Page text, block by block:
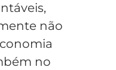
não
no